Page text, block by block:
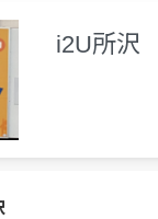
i2U所沢